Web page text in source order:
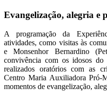
Evangelização, alegria e
A programação da
atividades, como visitas às
e Monsenhor Bernardino
convivência com os idosos
realizados oratórios com as
Centro Maria Auxiliadora Pró-
momentos de evangelização,